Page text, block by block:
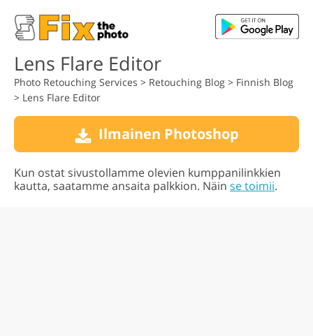
Lens Flare Editor
Photo Retouching Services > Retouching Blog > Finnish Blog
> Lens Flare Editor
Ilmainen Photoshop
Kun ostat sivustollamme olevien kumppanilinkkien
kautta, saatamme ansaita palkkion. Näin se toimii.